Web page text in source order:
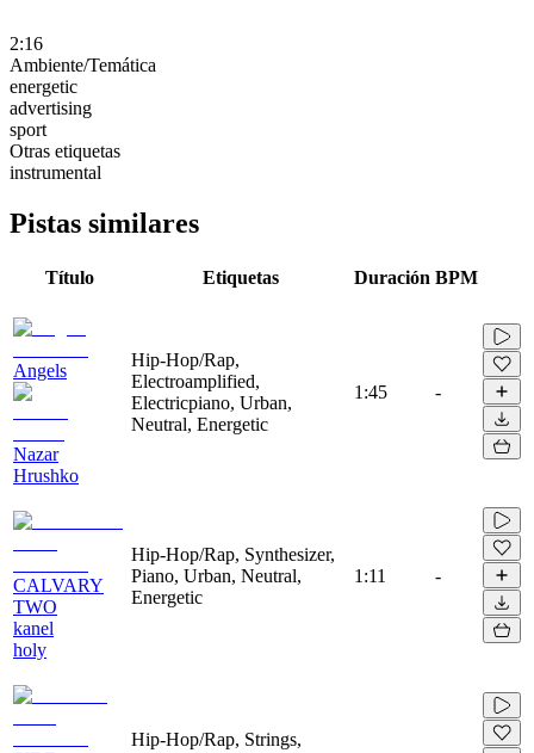
2:16
Ambiente/Temática
energetic
advertising
sport
Otras etiquetas
instrumental
Pistas similares
Título Etiquetas Duración BPM
Angels
Nazar
Hrushko
Hip-Hop/Rap,
Electroamplified,
Electricpiano, Urban,
Neutral, Energetic
1:45 -
CALVARY
TWO
kanel
holy
Hip-Hop/Rap, Synthesizer,
Piano, Urban, Neutral,
Energetic
1:11 -
Hip-Hop/Rap, Strings,